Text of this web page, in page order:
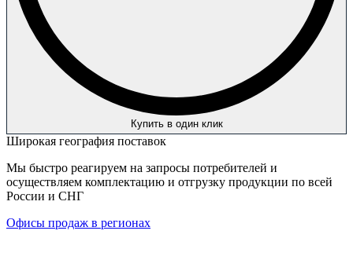
Купить в один клик
Широкая география поставок
Мы быстро реагируем на запросы потребителей и
осуществляем комплектацию и отгрузку продукции по всей
России и СНГ
Офисы продаж в регионах